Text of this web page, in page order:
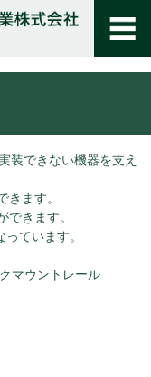
装できない機器を支え
ます。
きます。
ています。
マウントレール